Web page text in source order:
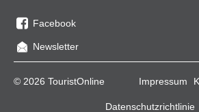
Sie
uns
Facebook
Newsletter
© 2026 TouristOnline Impressum
Datenschutzrichtlinie